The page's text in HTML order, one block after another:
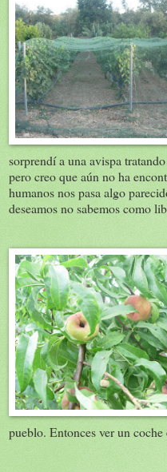
sorprendí a una avispa
pero creo que aún no ha
humanos nos pasa algo
deseamos no sabemos como
pueblo. Entonces ver un coche